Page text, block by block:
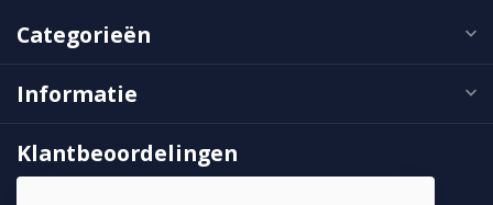
Categorieën
Informatie
Klantbeoordelingen